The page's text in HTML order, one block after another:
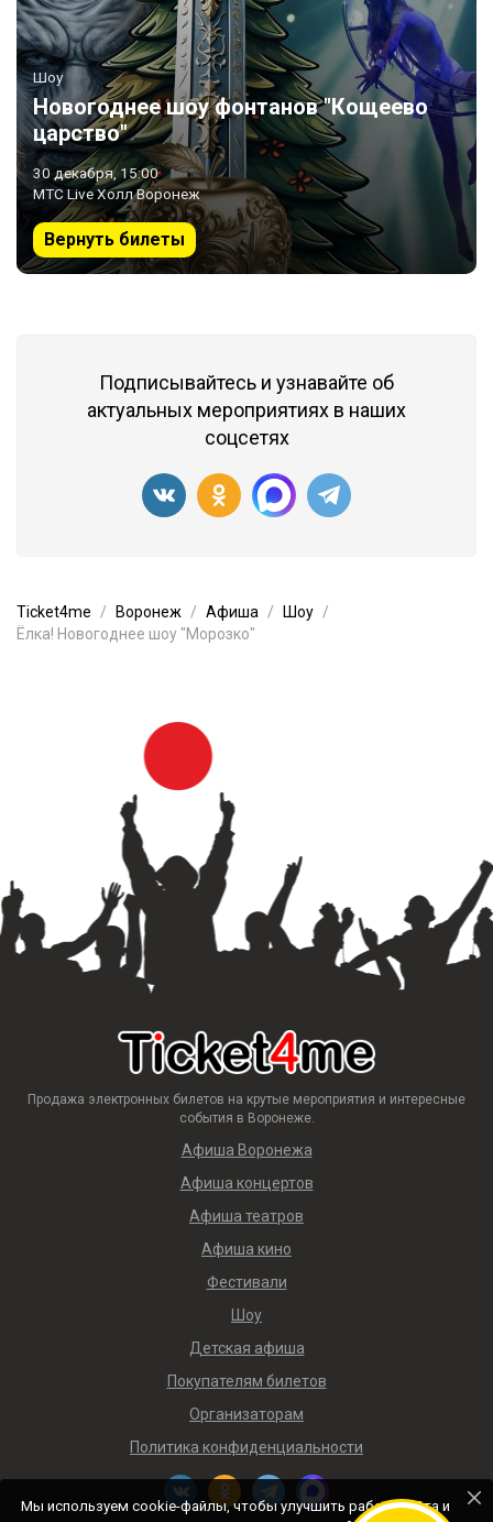
Шоу
Новогоднее шоу фонтанов "Кощеево
царство"
30 декабря, 15:00
МТС Live Холл Воронеж
Вернуть билеты
Подписывайтесь и узнавайте об
актуальных мероприятиях в наших
соцсетях
Ticket4me Воронеж Афиша
Шоу
Ёлка! Новогоднее шоу "Морозко"
Продажа электронных билетов на крутые мероприятия и интересные
события в Воронеже.
Афиша Воронежа
Афиша концертов
Афиша театров
Афиша кино
Фестивали
Шоу
Детская афиша
Покупателям билетов
Организаторам
Политика конфиденциальности
Мы используем cookie-файлы, чтобы улучшить работу сайта и